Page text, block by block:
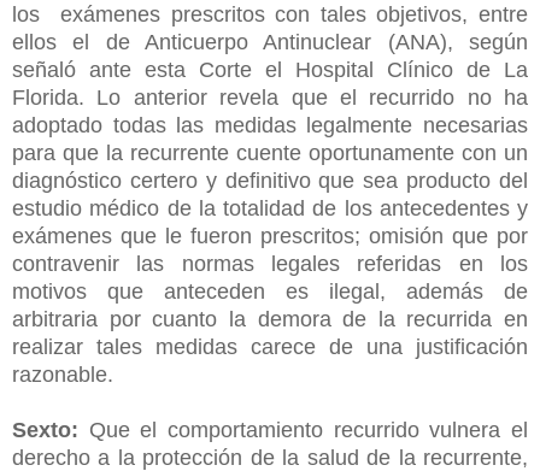
los exámenes prescritos con tales objetivos, entre
ellos el de Anticuerpo Antinuclear (ANA), según
señaló ante esta Corte el Hospital Clínico de La
Florida. Lo anterior revela que el recurrido no ha
adoptado todas las medidas legalmente necesarias
para que la recurrente cuente oportunamente con un
diagnóstico certero y definitivo que sea producto del
estudio médico de la totalidad de los antecedentes y
exámenes que le fueron prescritos; omisión que por
contravenir las normas legales referidas en los
motivos que anteceden es ilegal, además de
arbitraria por cuanto la demora de la recurrida en
realizar tales medidas carece de una justificación
razonable.
Sexto: Que el comportamiento recurrido vulnera el
derecho a la protección de la salud de la recurrente,